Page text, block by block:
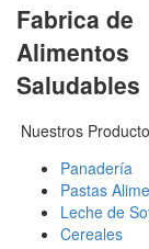
Fabrica de
Alimentos
Saludables
Nuestros
Panadería
Pastas
Leche de
Cereales